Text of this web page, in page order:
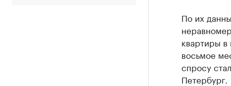
По их
квартиры в
восьмое
спросу
Петербург.